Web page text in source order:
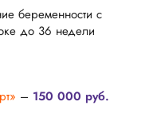
беременности с
до 36 недели
– 150 000 руб.